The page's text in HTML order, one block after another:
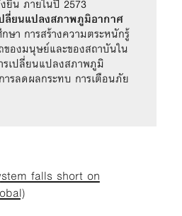
ลี่ยนแปลงสภาพภูมิอากาศ
ษา การสร้างความตระหนักรู้
ของมนุษย์และของสถาบันใน
รเปลี่ยนแปลงสภาพภูมิ
รลดผลกระทบ การเตือนภัย
falls short on